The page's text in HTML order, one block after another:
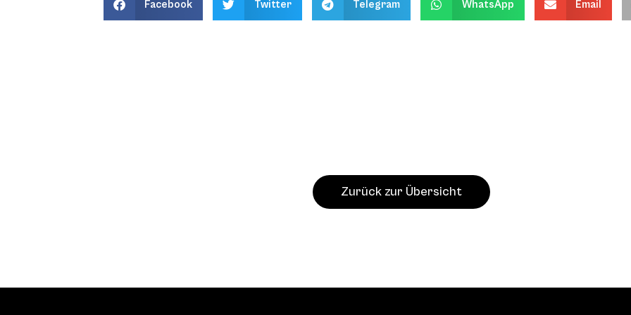
Facebook Twitter Telegram WhatsApp Email
Zurück zur Übersicht